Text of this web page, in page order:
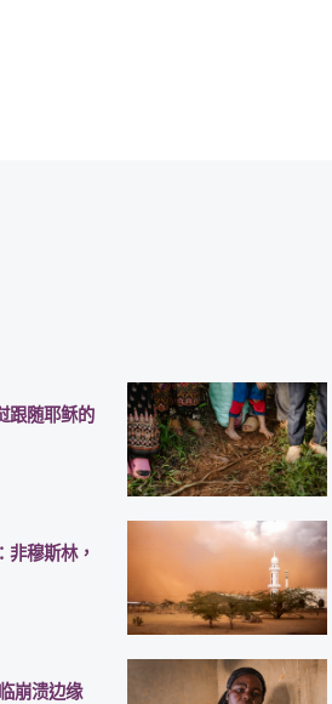
跟随耶稣的
非穆斯林，
崩溃边缘